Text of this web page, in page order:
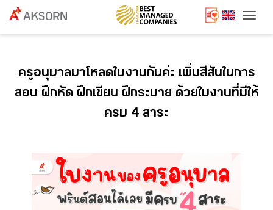
ครูอนุบาลมาโหลดใบงานกันค่ะ เพิ่มสีสันในการ
สอน ฝึกหัด ฝึกเขียน ฝึกระบาย ด้วยใบงานที่มีให้
ครบ 4 สาระ